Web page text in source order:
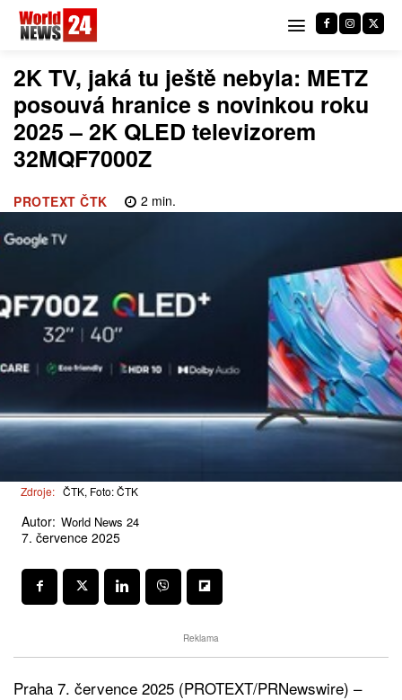
2K TV, jaká tu ještě nebyla: METZ
posouvá hranice s novinkou roku
2025 – 2K QLED televizorem
32MQF7000Z
PROTEXT ČTK 2 min.
Zdroje: ČTK, Foto: ČTK
Autor: World News 24
7. července 2025
Reklama
Praha 7. července 2025 (PROTEXT/PRNewswire) –